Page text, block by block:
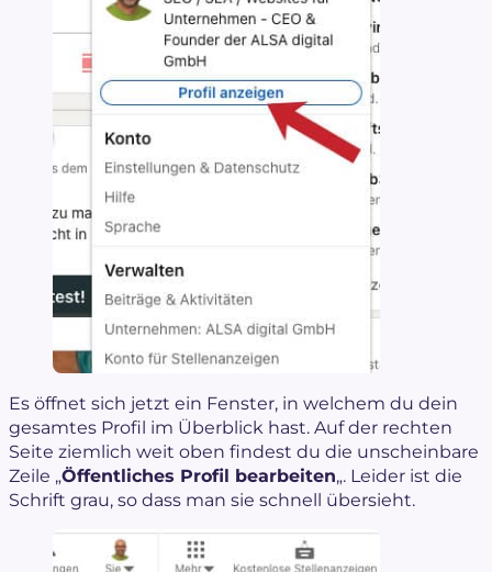
Es öffnet sich jetzt ein Fenster, in welchem du dein
gesamtes Profil im Überblick hast. Auf der rechten
Seite ziemlich weit oben findest du die unscheinbare
Zeile „Öffentliches Profil bearbeiten„. Leider ist die
Schrift grau, so dass man sie schnell übersieht.